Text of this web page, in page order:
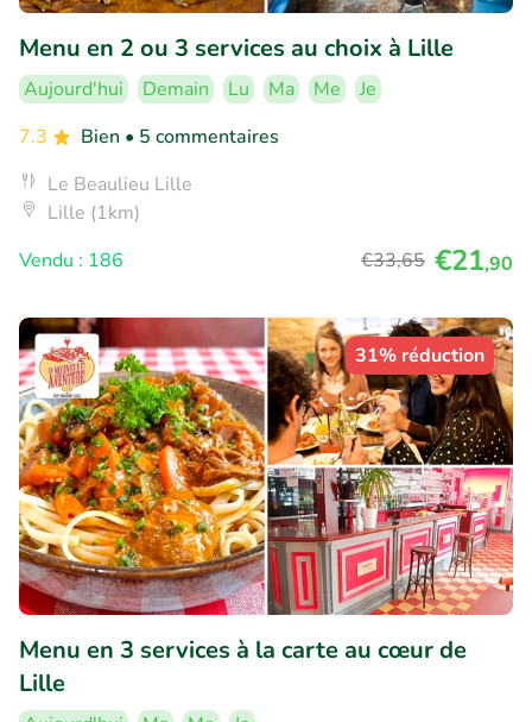
Menu en 2 ou 3 services au choix à Lille
Aujourd'hui Demain Lu Ma Me
Je
7.3
Bien • 5 commentaires
Le Beaulieu Lille
Lille (1km)
Vendu : 186
€33,65 €21,90
31% réduction
Menu en 3 services à la carte au cœur de
Lille